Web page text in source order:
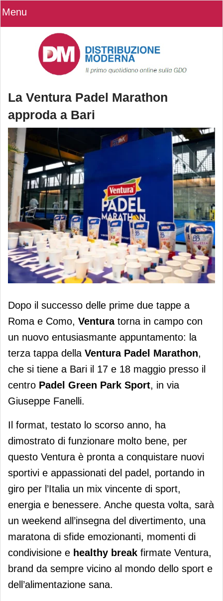
Menu
La Ventura Padel Marathon
approda a Bari
La Ventura Padel Marathon approda a
Bari
Dopo il successo delle prime due tappe a
Roma e Como, Ventura torna in campo con
un nuovo entusiasmante appuntamento: la
terza tappa della Ventura Padel Marathon,
che si tiene a Bari il 17 e 18 maggio presso il
centro Padel Green Park Sport, in via
Giuseppe Fanelli.
Il format, testato lo scorso anno, ha
dimostrato di funzionare molto bene, per
questo Ventura è pronta a conquistare nuovi
sportivi e appassionati del padel, portando in
giro per l’Italia un mix vincente di sport,
energia e benessere. Anche questa volta, sarà
un weekend all’insegna del divertimento, una
maratona di sfide emozionanti, momenti di
condivisione e healthy break firmate Ventura,
brand da sempre vicino al mondo dello sport e
dell’alimentazione sana.